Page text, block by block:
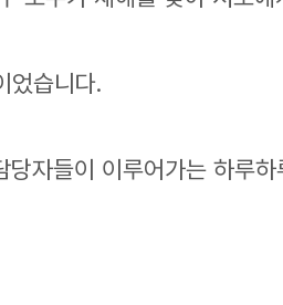
었습니다.
자들이 이루어가는 하루